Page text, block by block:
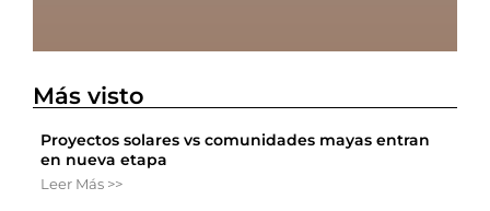
Más visto
Proyectos solares vs comunidades mayas entran
en nueva etapa
Leer Más >>